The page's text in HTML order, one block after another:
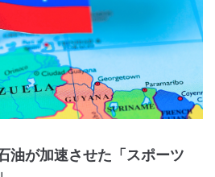
油が加速させた「スポーツ